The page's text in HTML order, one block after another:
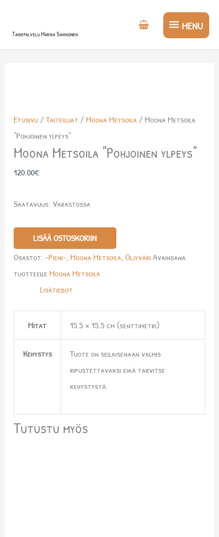
Taidepalvelu Marika Saikkonen
MENU
MENU
Etusivu/ Taiteilijat / Moona Metsoila / Moona Metsoila
”Pohjoinen ylpeys”
Moona Metsoila ”Pohjoinen ylpeys”
120.00€
Saatavuus: Varastossa
ylpeys”
määrä
LISÄÄ OSTOSKORIIN
Osastot: -Pieni-, Moona Metsoila, Öljyväri Avainsana
tuotteelle Moona Metsoila
Lisätiedot
Mitat 15.5 × 15.5 cm (senttimetri)
Kehystys
Tuote on sellaisenaan valmis
ripustettavaksi eikä tarvitse
kehystystä.
Tutustu myös